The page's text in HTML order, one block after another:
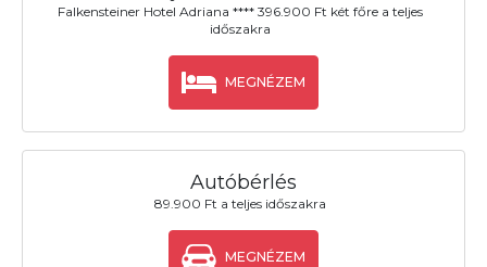
Falkensteiner Hotel Adriana **** 396.900 Ft két főre a teljes
időszakra
MEGNÉZEM
Autóbérlés
89.900 Ft a teljes időszakra
MEGNÉZEM